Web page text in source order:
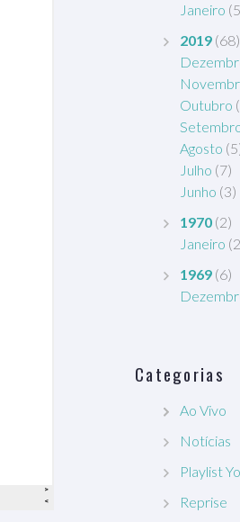
Janeiro
2019 (68)
Outubro
Agosto
Julho (7)
Junho (3)
1970 (2)
Janeiro
1969 (6)
Categorias
Ao Vivo
Notícias
Playlist
Reprise